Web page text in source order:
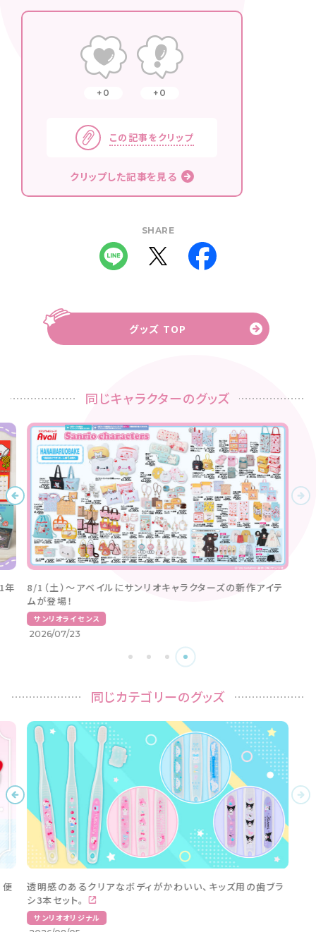
0 0
この記事をクリップ
クリップした記事を見る
SHARE
グッズ TOP
同じキャラクターのグッズ
あなたの心にそっと寄り添う♡はなまるおばけの書籍がつ
いに登場！
サンリオライセンス
2026/08/07
同じカテゴリーのグッズ
Sanrio Babyの「2WAYオール」が新たなデザインで発売
中！
サンリオオリジナル